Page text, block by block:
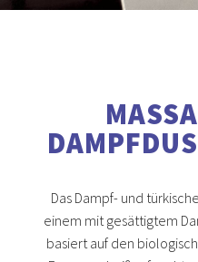
Das Dampf- und
einem mit gesättigtem
basiert auf den